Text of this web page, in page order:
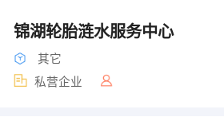
锦湖轮胎涟水服务中心
其它
私营企业